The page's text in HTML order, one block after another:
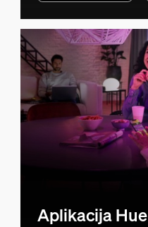
Aplikacija Hue